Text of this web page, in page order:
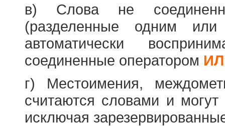
в) Слова не
(разделенные одним или
автоматически
соединенные оператором
г) Местоимения,
считаются словами и могут
исключая